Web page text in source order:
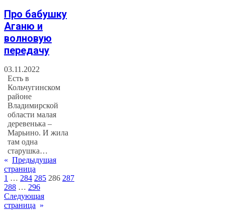
Про бабушку
Аганю и
волновую
передачу
03.11.2022
Есть в
Кольчугинском
районе
Владимирской
области малая
деревенька –
Марьино. И жила
там одна
старушка…
« Предыдущая
страница
1 … 284 285 286 287
288 … 296
Следующая
страница »